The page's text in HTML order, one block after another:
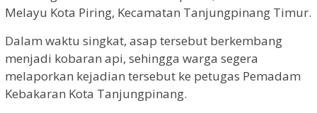
Melayu Kota Piring, Kecamatan Tanjungpinang Timur.
Dalam waktu singkat, asap tersebut berkembang
menjadi kobaran api, sehingga warga segera
melaporkan kejadian tersebut ke petugas Pemadam
Kebakaran Kota Tanjungpinang.